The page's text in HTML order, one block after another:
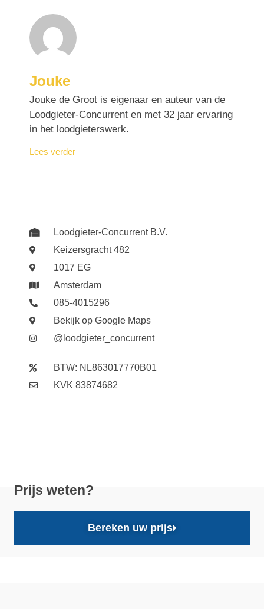
Jouke
Jouke de Groot is eigenaar en auteur van de
Loodgieter-Concurrent en met 32 jaar ervaring
in het loodgieterswerk.
Lees verder
Loodgieter-Concurrent B.V.
Keizersgracht 482
1017 EG
Amsterdam
085-4015296
Bekijk op Google Maps
@loodgieter_concurrent
BTW: NL863017770B01
KVK 83874682
Prijs weten?
Bereken uw prijs